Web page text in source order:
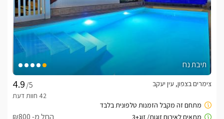
תיבת נח
/5
צימרים בצפון, עין יעקב